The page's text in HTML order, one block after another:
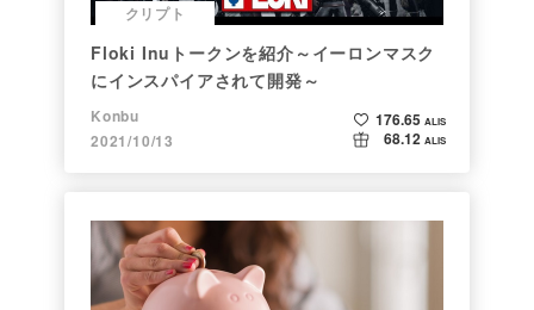
クリプト
Floki Inuトークンを紹介～イーロンマスク
にインスパイアされて開発～
Konbu
2021/10/13
176.65 ALIS
68.12 ALIS